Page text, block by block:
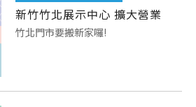
新竹竹北展示中心 擴大營業
竹北門市要搬新家囉!